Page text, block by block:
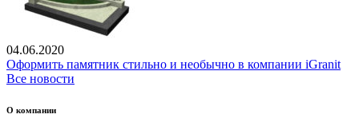
04.06.2020
Оформить памятник стильно и необычно в компании iGranit
Все новости
О компании